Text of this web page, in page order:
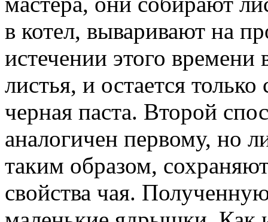
в котел, вываривают на
истечении этого времени
листья, и остается
черная паста. Второй
аналогичен первому, но
таким образом,
свойства чая.